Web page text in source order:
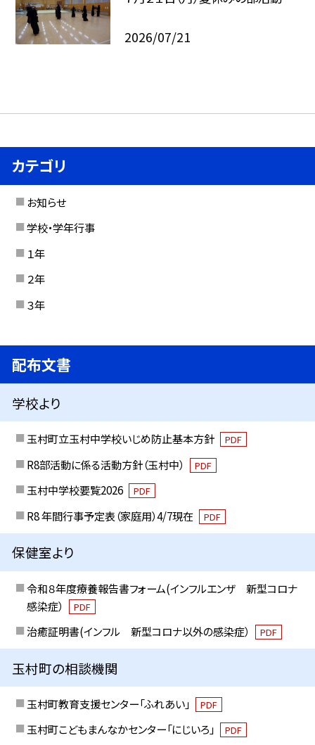
2026/07/21
カテゴリ
お知らせ
学校・学年行事
１年
２年
３年
配布文書
学校より
玉村町立玉村中学校いじめ防止基本方針 PDF
R8部活動に係る活動方針（玉村中） PDF
玉村中学校要覧2026 PDF
R8 年間行事予定表（家庭用）4/7現在 PDF
保健室より
令和８年度療養報告書フォーム(インフルエンザ 新型コロナ
感染症）
PDF
治癒証明書(インフル 新型コロナ以外の感染症） PDF
玉村町の相談機関
玉村町教育支援センター「ふれあい」 PDF
玉村町こどもまんなかセンター「にじいろ」 PDF